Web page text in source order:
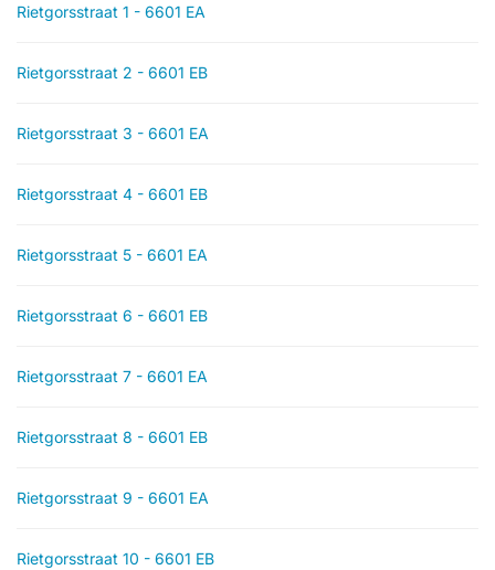
Rietgorsstraat 1 - 6601 EA
Rietgorsstraat 2 - 6601 EB
Rietgorsstraat 3 - 6601 EA
Rietgorsstraat 4 - 6601 EB
Rietgorsstraat 5 - 6601 EA
Rietgorsstraat 6 - 6601 EB
Rietgorsstraat 7 - 6601 EA
Rietgorsstraat 8 - 6601 EB
Rietgorsstraat 9 - 6601 EA
Rietgorsstraat 10 - 6601 EB